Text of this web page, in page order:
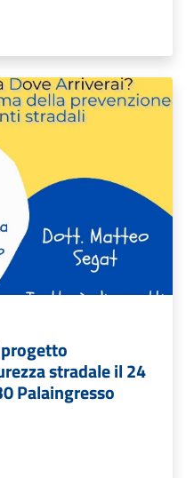
stradale il 24
Palaingresso